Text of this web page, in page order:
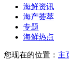
海鲜资讯
海产荟萃
专题
海鲜热点
您现在的位置： 主